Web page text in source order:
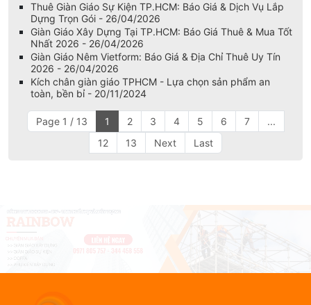
Thuê Giàn Giáo Sự Kiện TP.HCM: Báo Giá & Dịch Vụ Lắp
Dựng Trọn Gói - 26/04/2026
Giàn Giáo Xây Dựng Tại TP.HCM: Báo Giá Thuê & Mua Tốt
Nhất 2026 - 26/04/2026
Giàn Giáo Nêm Vietform: Báo Giá & Địa Chỉ Thuê Uy Tín
2026 - 26/04/2026
Kích chân giàn giáo TPHCM - Lựa chọn sản phẩm an
toàn, bền bỉ - 20/11/2024
Page 1 / 13 1 2 3 4 5 6 7
...
12
13 Next Last